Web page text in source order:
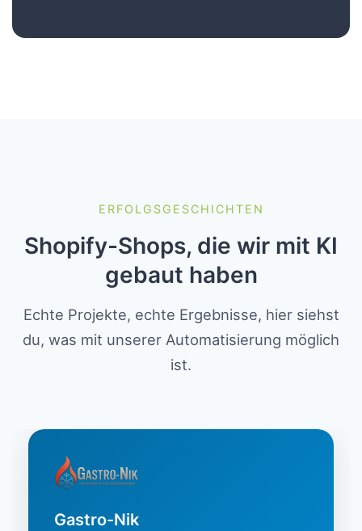
ERFOLGSGESCHICHTEN
Shopify-Shops, die wir mit KI
gebaut haben
Echte Projekte, echte Ergebnisse, hier siehst
du, was mit unserer Automatisierung möglich
ist.
Gastro-Nik